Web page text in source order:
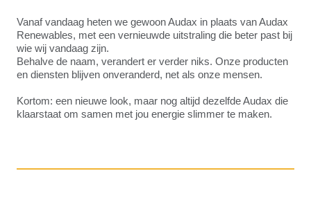
Vanaf vandaag heten we gewoon Audax in plaats van Audax
Renewables, met een vernieuwde uitstraling die beter past bij
wie wij vandaag zijn.
Behalve de naam, verandert er verder niks. Onze producten
en diensten blijven onveranderd, net als onze mensen.
Kortom: een nieuwe look, maar nog altijd dezelfde Audax die
klaarstaat om samen met jou energie slimmer te maken.